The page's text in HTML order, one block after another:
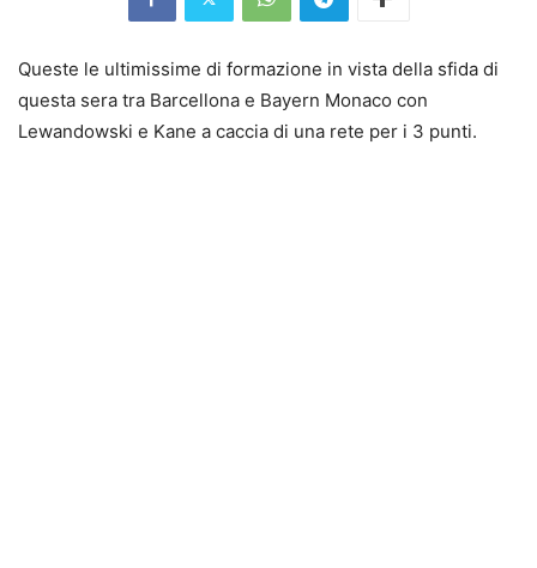
Queste le ultimissime di formazione in vista della sfida di
questa sera tra Barcellona e Bayern Monaco con
Lewandowski e Kane a caccia di una rete per i 3 punti.